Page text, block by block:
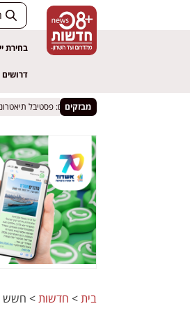
בחירת
דרושים
מבזקים
אופקים: פסטיבל תיאטרוני
אופקים: פסטיבל תיאטרוני
בית> חדשות> חשש